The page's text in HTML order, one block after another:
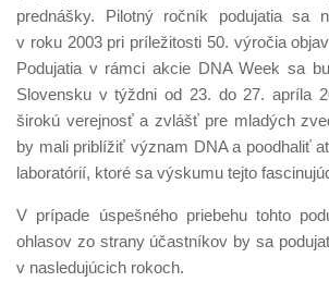
prednášky. Pilotný ročník podujatia sa
v roku 2003 pri príležitosti 50. výročia
Podujatia v rámci akcie DNA Week sa
Slovensku v týždni od 23. do 27. apríla
širokú verejnosť a zvlášť pre mladých
by mali priblížiť význam DNA a poodhaliť
laboratórií, ktoré sa výskumu tejto
V prípade úspešného priebehu tohto
ohlasov zo strany účastníkov by sa
v nasledujúcich rokoch.